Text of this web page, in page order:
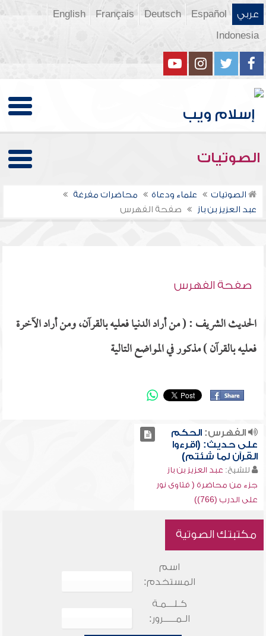
عربي Español
Deutsch
Français
English
Indonesia
الصوتيات
الصوتيات علماء ودعاة
محاضرات مفرغة
عبد العزيز بن باز
صفحة الفهرس
صفحة الفهرس
الحديث الشريف : ( من أراد الدنيا فعليه بالقرآن، ومن أراد الآخرة
فعليه بالقرآن ) مذكور في المواضع التالية
الفهرس:الحكم
على حديث: (اقرءوا
القرآن لما شئتم)
للشيخ: عبد العزيز بن باز
جزء من محاضرة ( فتاوى نور
على الدرب (766))
مكتبتك الصوتية
اسم
المستخدم:
كـلـــمـة
الـمـــــرور: